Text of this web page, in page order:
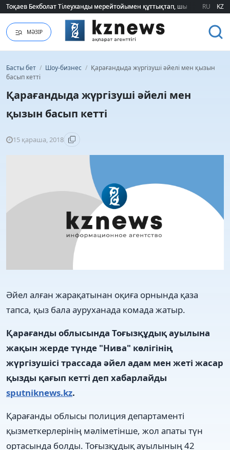
Тоқаев Бекболат Тілеуханды мерейтойымен құттықтап, шығармашылық
Тоқаев Бекболат Тілеуханды мерейтойымен құттықтап, шығармашылық
RU KZ
МӘЗІР
Басты бет / Шоу-бизнес / Қарағандыда жүргізуші әйелі мен қызын
басып кетті
Қарағандыда жүргізуші әйелі мен
қызын басып кетті
15 қараша, 2018
Әйел алған жарақатынан оқиға орнында қаза
тапса, қыз бала ауруханада комада жатыр.
Қарағанды облысында Тоғызқұдық ауылына
жақын жерде түнде "Нива" көлігінің
жүргізушісі трассада әйел адам мен жеті жасар
қызды қағып кетті деп хабарлайды
sputniknews.kz.
Қарағанды облысы полиция департаменті
қызметкерлерінің мәліметінше, жол апаты түн
ортасында болды. Тоғызқұдық ауылының 42